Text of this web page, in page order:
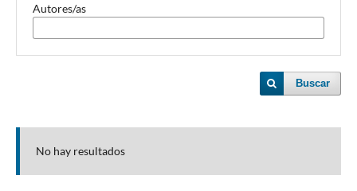
Autores/as
Buscar
No hay resultados